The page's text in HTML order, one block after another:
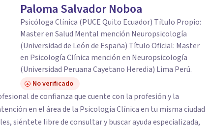
Paloma Salvador Noboa
Psicóloga Clínica (PUCE Quito Ecuador) Título Propio:
Master en Salud Mental mención Neuropsicología
(Universidad de León de España) Título Oficial: Master
en Psicología Clínica mención en Neuropsicología
(Universidad Peruana Cayetano Heredia) Lima Perú.
No verificado
de confianza que cuente con la profesión y la
en el área de la Psicología Clínica en tu misma ciudad
siéntete libre de consultar y buscar ayuda especializada,